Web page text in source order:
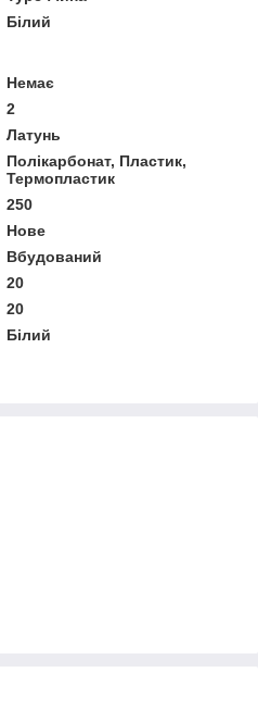
Білий
Немає
2
Латунь
Полікарбонат, Пластик,
Термопластик
250
Нове
Вбудований
20
20
Білий